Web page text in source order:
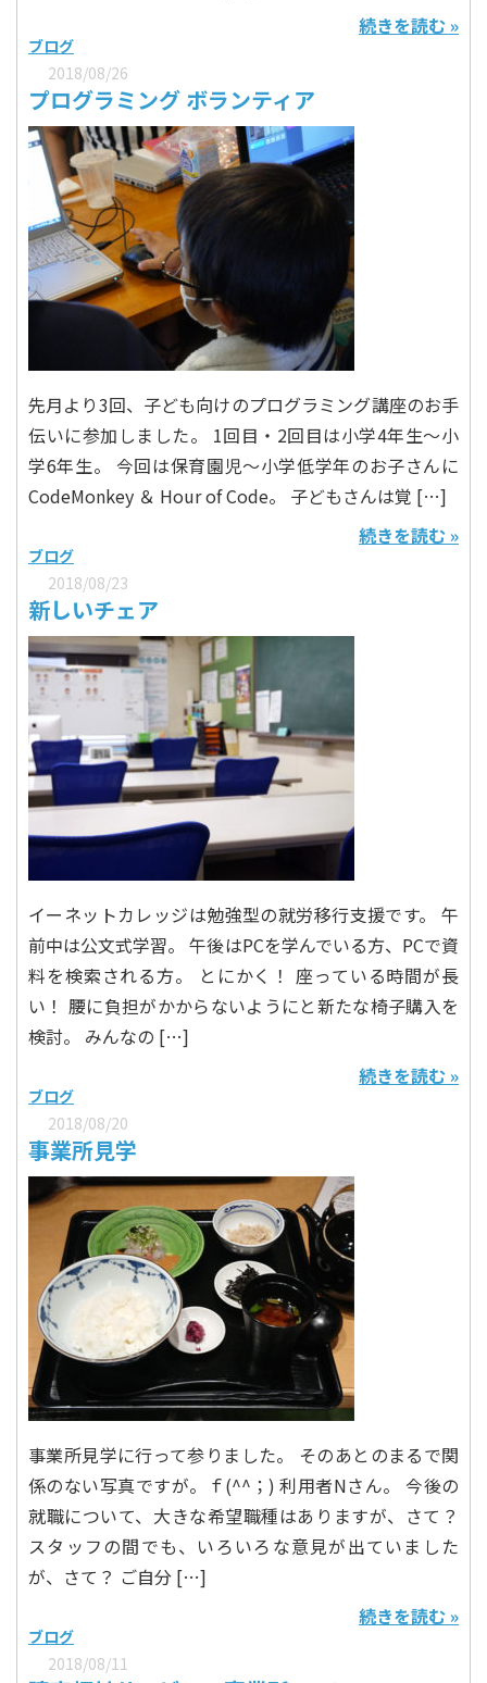
続きを読む »
ブログ
2018/08/26
プログラミング ボランティア
先月より3回、子ども向けのプログラミング講座のお手
伝いに参加しました。 1回目・2回目は小学4年生〜小
学6年生。 今回は保育園児〜小学低学年のお子さんに
CodeMonkey ＆ Hour of Code。 子どもさんは覚 […]
続きを読む »
ブログ
2018/08/23
新しいチェア
イーネットカレッジは勉強型の就労移行支援です。 午
前中は公文式学習。 午後はPCを学んでいる方、PCで資
料を検索される方。 とにかく！ 座っている時間が長
い！ 腰に負担がかからないようにと新たな椅子購入を
検討。 みんなの […]
続きを読む »
ブログ
2018/08/20
事業所見学
事業所見学に行って参りました。 そのあとのまるで関
係のない写真ですが。ｆ(^^；) 利用者Nさん。 今後の
就職について、大きな希望職種はありますが、さて？
スタッフの間でも、いろいろな意見が出ていました
が、さて？ ご自分 […]
続きを読む »
ブログ
2018/08/11